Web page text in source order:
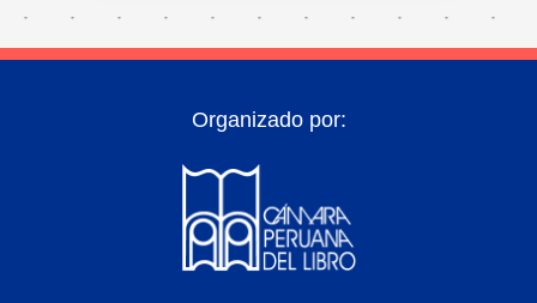
Organizado por: